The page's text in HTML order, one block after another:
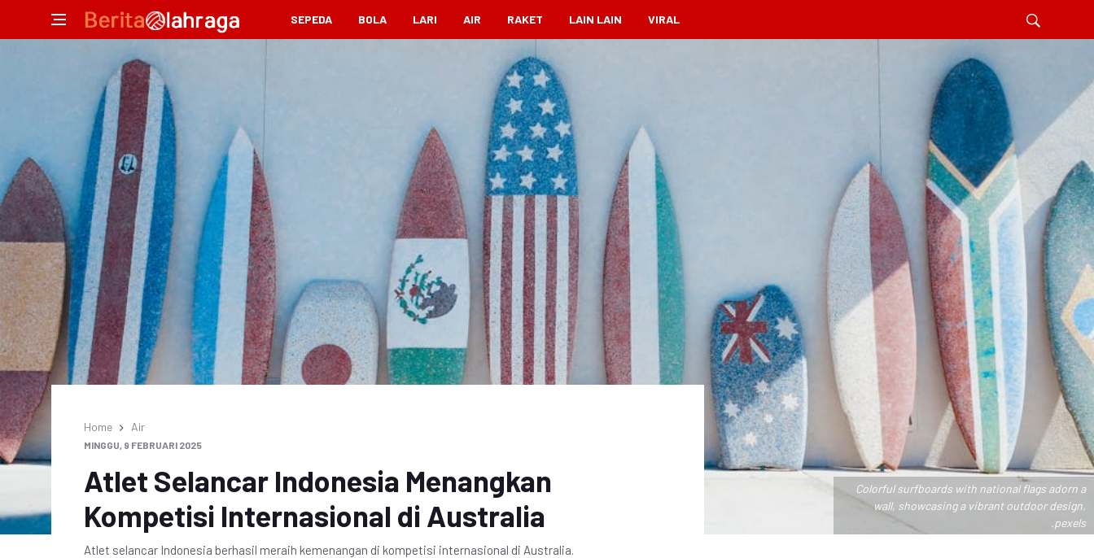
SEPEDA BOLA LARI AIR RAKET LAIN LAIN VIRAL
Colorful surfboards with national flags adorn a
wall, showcasing a vibrant outdoor design.
.pexels
Home Air
MINGGU, 9 FEBRUARI 2025
Atlet Selancar Indonesia Menangkan
Kompetisi Internasional di Australia
Atlet selancar Indonesia berhasil meraih kemenangan di kompetisi internasional di Australia.